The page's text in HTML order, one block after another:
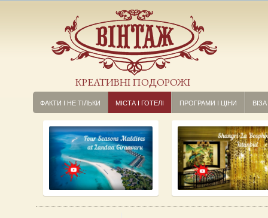
КРЕАТИВНІ ПОДОРОЖІ
ФАКТИ І НЕ ТІЛЬКИ МІСТА І ГОТЕЛІ ПРОГРАМИ І ЦІНИ ВІЗА